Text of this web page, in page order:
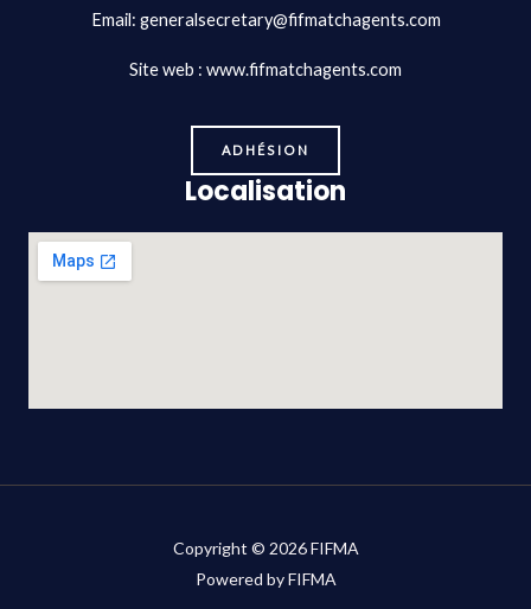
Email: generalsecretary@fifmatchagents.com
Site web : www.fifmatchagents.com
ADHÉSION
Localisation
Copyright © 2026 FIFMA
Powered by FIFMA